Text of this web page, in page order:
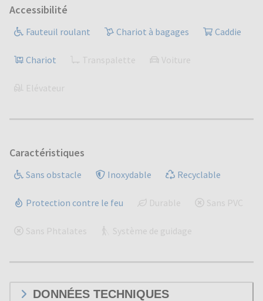
Accessibilité
Fauteuil roulant Chariot à bagages Caddie
Chariot Transpalette Voiture
Elévateur
Caractéristiques
Sans obstacle Inoxydable Recyclable
Protection contre le feu Durable Sans PVC
Sans Phtalates Système de guidage
DONNÉES TECHNIQUES